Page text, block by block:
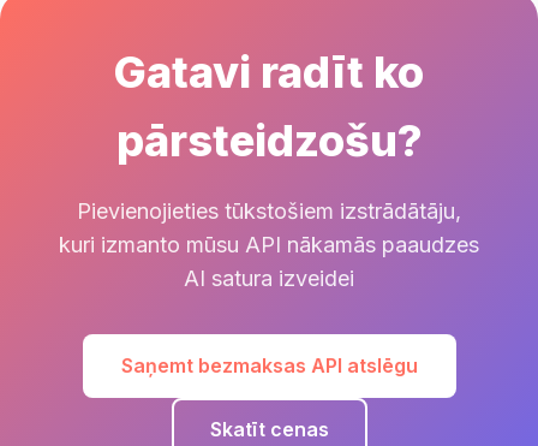
Gatavi radīt ko
pārsteidzošu?
Pievienojieties tūkstošiem izstrādātāju,
kuri izmanto mūsu API nākamās paaudzes
AI satura izveidei
Saņemt bezmaksas API atslēgu
Skatīt cenas